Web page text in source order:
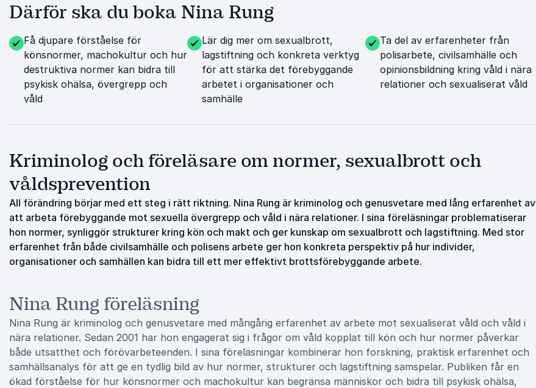
Därför ska du boka Nina Rung
Få djupare förståelse för
könsnormer, machokultur och hur
destruktiva normer kan bidra till
psykisk ohälsa, övergrepp och
våld
Lär dig mer om sexualbrott,
lagstiftning och konkreta verktyg
för att stärka det förebyggande
arbetet i organisationer och
samhälle
Ta del av erfarenheter från
polisarbete, civilsamhälle och
opinionsbildning kring våld i nära
relationer och sexualiserat våld
Kriminolog och föreläsare om normer, sexualbrott och
våldsprevention
All förändring börjar med ett steg i rätt riktning. Nina Rung är kriminolog och genusvetare med lång erfarenhet av
att arbeta förebyggande mot sexuella övergrepp och våld i nära relationer. I sina föreläsningar problematiserar
hon normer, synliggör strukturer kring kön och makt och ger kunskap om sexualbrott och lagstiftning. Med stor
erfarenhet från både civilsamhälle och polisens arbete ger hon konkreta perspektiv på hur individer,
organisationer och samhällen kan bidra till ett mer effektivt brottsförebyggande arbete.
Nina Rung föreläsning
Nina Rung är kriminolog och genusvetare med mångårig erfarenhet av arbete mot sexualiserat våld och våld i
nära relationer. Sedan 2001 har hon engagerat sig i frågor om våld kopplat till kön och hur normer påverkar
både utsatthet och förövarbeteenden. I sina föreläsningar kombinerar hon forskning, praktisk erfarenhet och
samhällsanalys för att ge en tydlig bild av hur normer, strukturer och lagstiftning samspelar. Publiken får en
ökad förståelse för hur könsnormer och machokultur kan begränsa människor och bidra till psykisk ohälsa,